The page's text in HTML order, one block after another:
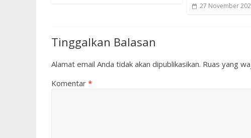
27 November
Tinggalkan Balasan
Alamat email Anda tidak akan dipublikasikan. Ruas yang
Komentar *